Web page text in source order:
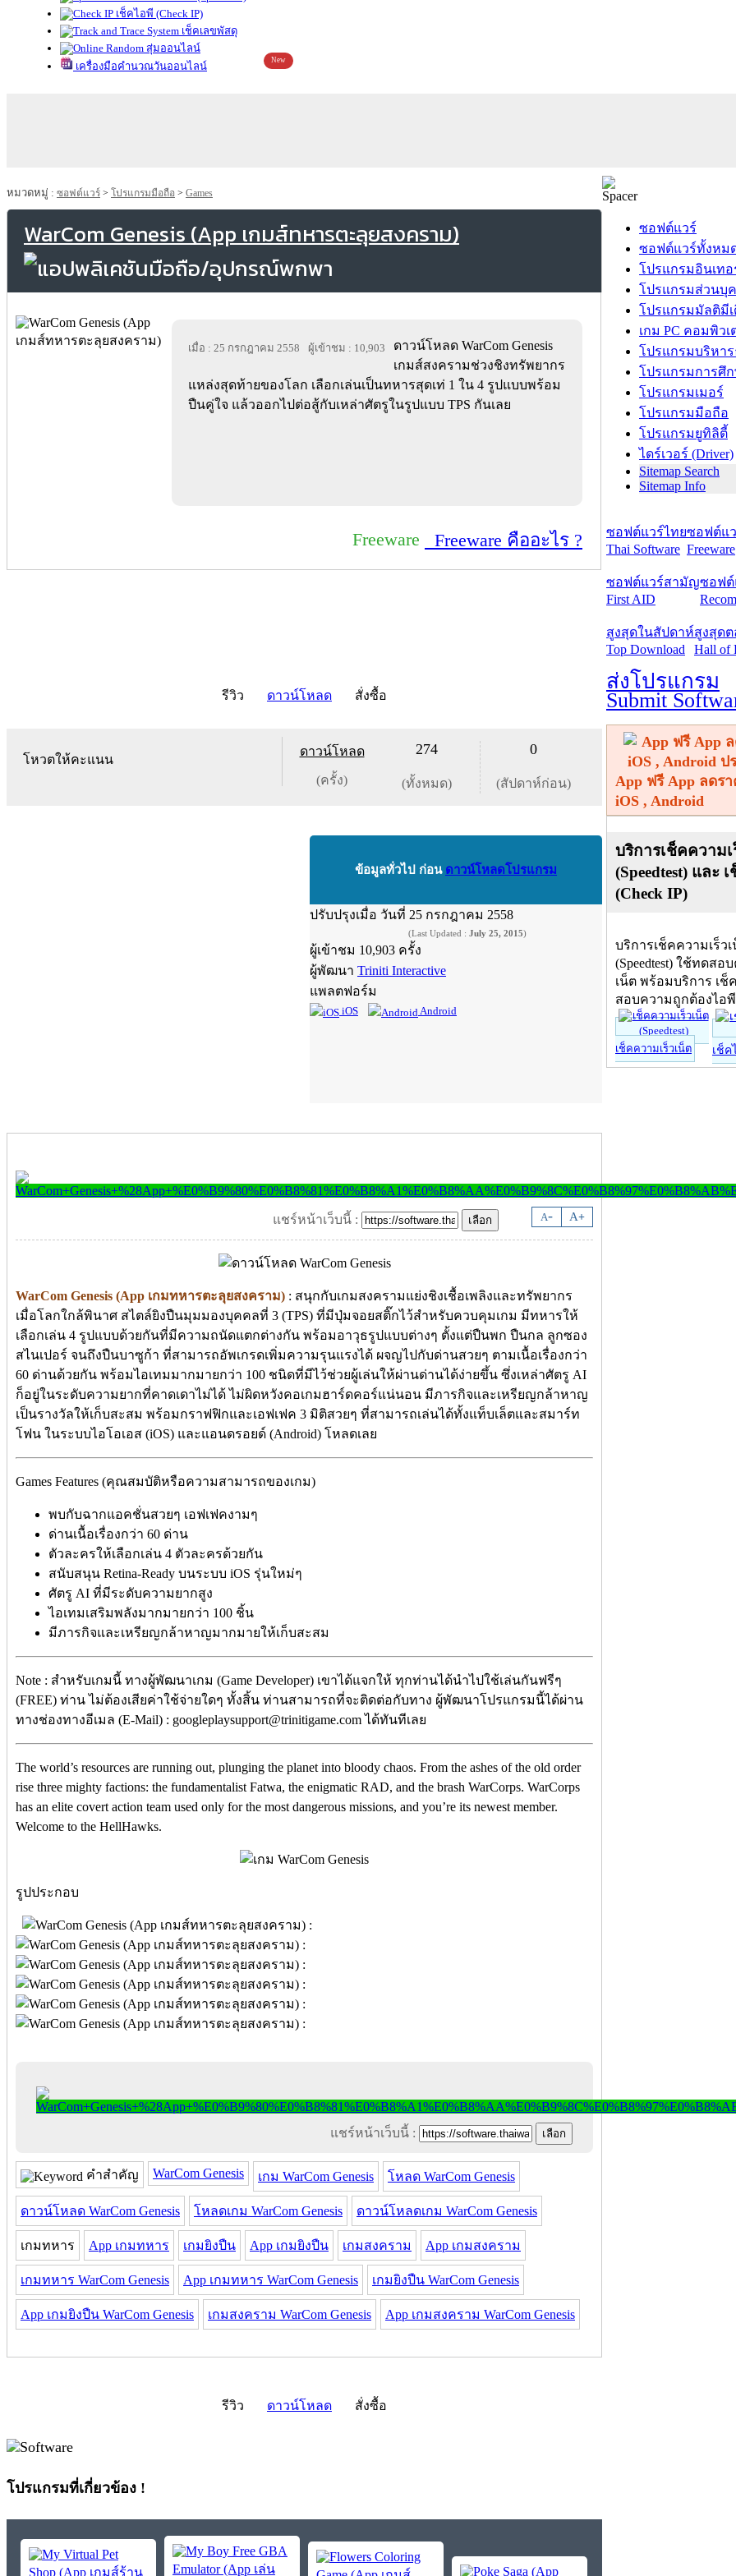
เช็คไอพี (Check IP)
เช็คเลขพัสดุ
สุ่มออนไลน์
เครื่องมือคำนวณวันออนไลน์
New
หมวดหมู่ : ซอฟต์แวร์ > โปรแกรมมือถือ > Games
WarCom Genesis (App เกมส์ทหารตะลุยสงคราม)
เมื่อ : 25 กรกฎาคม 2558 ผู้เข้าชม : 10,903
ดาวน์โหลด WarCom Genesis
เกมส์สงครามช่วงชิงทรัพยากร
แหล่งสุดท้ายของโลก เลือกเล่นเป็นทหารสุดเท่ 1 ใน 4 รูปแบบพร้อม
ปืนคู่ใจ แล้วออกไปต่อสู้กับเหล่าศัตรูในรูปแบบ TPS กันเลย
Freeware Freeware คืออะไร ?
รีวิว ดาวน์โหลด สั่งซื้อ
โหวตให้คะแนน
ดาวน์โหลด
(ครั้ง)
274
(ทั้งหมด)
0
(สัปดาห์ก่อน)
ข้อมูลทั่วไป ก่อน ดาวน์โหลดโปรแกรม
ปรับปรุงเมื่อ วันที่ 25 กรกฎาคม 2558
(Last Updated : July 25, 2015)
ผู้เข้าชม 10,903 ครั้ง
ผู้พัฒนา Triniti Interactive
แพลตฟอร์ม
iOS Android
A- A+
แชร์หน้าเว็บนี้ :
WarCom Genesis (App เกมทหารตะลุยสงคราม) : สนุกกับเกมสงครามแย่งชิงเชื้อเพลิงและทรัพยากร
เมื่อโลกใกล้พินาศ สไตล์ยิงปืนมุมมองบุคคลที่ 3 (TPS) ที่มีปุ่มจอยสติ๊กไว้สำหรับควบคุมเกม มีทหารให้
เลือกเล่น 4 รูปแบบด้วยกันที่มีความถนัดแตกต่างกัน พร้อมอาวุธรูปแบบต่างๆ ตั้งแต่ปืนพก ปืนกล ลูกซอง
สไนเปอร์ จนถึงปืนบาซูก้า ที่สามารถอัพเกรดเพิ่มความรุนแรงได้ ผจญไปกับด่านสวยๆ ตามเนื้อเรื่องกว่า
60 ด่านด้วยกัน พร้อมไอเทมมากมายกว่า 100 ชนิดที่มีไว้ช่วยผู้เล่นให้ผ่านด่านได้ง่ายขึ้น ซึ่งเหล่าศัตรู AI
ก็อยู่ในระดับความยากที่คาดเดาไม่ได้ ไม่ผิดหวังคอเกมฮาร์ดคอร์แน่นอน มีภารกิจและเหรียญกล้าหาญ
เป็นรางวัลให้เก็บสะสม พร้อมกราฟฟิกและเอฟเฟค 3 มิติสวยๆ ที่สามารถเล่นได้ทั้งแท็บเล็ตและสมาร์ท
โฟน ในระบบไอโอเอส (iOS) และแอนดรอยด์ (Android) โหลดเลย
Games Features (คุณสมบัติหรือความสามารถของเกม)
พบกับฉากแอคชั่นสวยๆ เอฟเฟคงามๆ
ด่านเนื้อเรื่องกว่า 60 ด่าน
ตัวละครให้เลือกเล่น 4 ตัวละครด้วยกัน
สนับสนุน Retina-Ready บนระบบ iOS รุ่นใหม่ๆ
ศัตรู AI ที่มีระดับความยากสูง
ไอเทมเสริมพลังมากมายกว่า 100 ชิ้น
มีภารกิจและเหรียญกล้าหาญมากมายให้เก็บสะสม
Note : สำหรับเกมนี้ ทางผู้พัฒนาเกม (Game Developer) เขาได้แจกให้ ทุกท่านได้นำไปใช้เล่นกันฟรีๆ
(FREE) ท่าน ไม่ต้องเสียค่าใช้จ่ายใดๆ ทั้งสิ้น ท่านสามารถที่จะติดต่อกับทาง ผู้พัฒนาโปรแกรมนี้ได้ผ่าน
ทางช่องทางอีเมล (E-Mail) : googleplaysupport@trinitigame.com ได้ทันทีเลย
The world’s resources are running out, plunging the planet into bloody chaos. From the ashes of the old order
rise three mighty factions: the fundamentalist Fatwa, the enigmatic RAD, and the brash WarCorps. WarCorps
has an elite covert action team used only for the most dangerous missions, and you’re its newest member.
Welcome to the HellHawks.
รูปประกอบ
แชร์หน้าเว็บนี้ :
คำสำคัญ WarCom Genesis เกม WarCom Genesis โหลด WarCom Genesis
ดาวน์โหลด WarCom Genesis โหลดเกม WarCom Genesis ดาวน์โหลดเกม WarCom Genesis
เกมทหาร App เกมทหาร เกมยิงปืน App เกมยิงปืน เกมสงคราม App เกมสงคราม
เกมทหาร WarCom Genesis App เกมทหาร WarCom Genesis เกมยิงปืน WarCom Genesis
App เกมยิงปืน WarCom Genesis เกมสงคราม WarCom Genesis App เกมสงคราม WarCom Genesis
รีวิว ดาวน์โหลด สั่งซื้อ
โปรแกรมที่เกี่ยวข้อง !
ซอฟต์แวร์
ซอฟต์แวร์ทั้งหม
โปรแกรมอินเทอ
โปรแกรมส่วนบุ
โปรแกรมมัลติมีเ
เกม PC คอมพิวเ
โปรแกรมบริหา
โปรแกรมการศึ
โปรแกรมเมอร์
โปรแกรมมือถือ
โปรแกรมยูทิลิตี้
ไดร์เวอร์ (Driver)
Sitemap Search
Sitemap Info
ซอฟต์แวร์ไทย
Thai Software
ซอฟต์แ
Freeware
ซอฟต์แวร์สามัญ
First AID
ซอฟต์
สูงสุดในสัปดาห์
Top Download
สูงสุด
Hall of
ส่งโปรแกรม
Submit
App ฟรี App ลดร
iOS , Android
บริการเช็คความเ
(Speedtest) และ
(Check IP)
บริการเช็คความเร็ว
(Speedtest) ใช้ทดสอ
เน็ต พร้อมบริการ เช็
สอบความถูกต้องไอ
เช็คความเร็วเน็ต เช็ค